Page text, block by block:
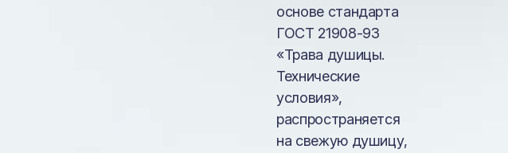
основе стандарта
ГОСТ 21908-93
«Трава душицы.
Технические
условия»,
распространяется
на свежую душицу,